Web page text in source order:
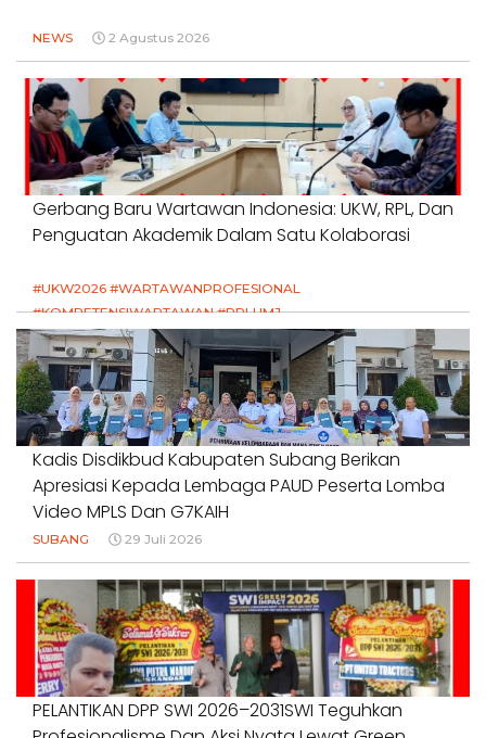
NEWS 2 Agustus 2026
Gerbang Baru Wartawan Indonesia: UKW, RPL, Dan
Penguatan Akademik Dalam Satu Kolaborasi
#UKW2026 #WARTAWANPROFESIONAL
#KOMPETENSIWARTAWAN #RPLUMJ
#PENDIDIKANWARTAWAN #SWINASIONAL #SWIJABAR
1 Agustus 2026
Kadis Disdikbud Kabupaten Subang Berikan
Apresiasi Kepada Lembaga PAUD Peserta Lomba
Video MPLS Dan G7KAIH
SUBANG 29 Juli 2026
PELANTIKAN DPP SWI 2026–2031SWI Teguhkan